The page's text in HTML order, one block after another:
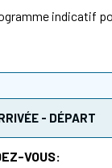
indicatif
- DÉPART
VOUS: